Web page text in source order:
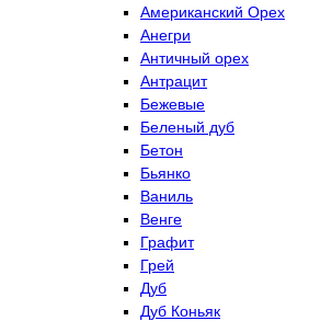
Американский Орех
Анегри
Античный орех
Антрацит
Бежевые
Беленый дуб
Бетон
Бьянко
Ваниль
Венге
Графит
Грей
Дуб
Дуб Коньяк